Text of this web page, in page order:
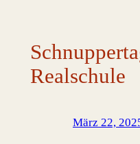
Realschule
März 22,